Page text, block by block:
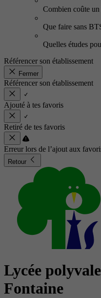
Combien coûte
Que faire sans
Quelles études
Référencer son établissement
Fermer
Référencer son établissement
Ajouté à tes favoris
Retiré de tes favoris
Erreur lors de l’ajout aux
Retour
Lycée
Fontaine